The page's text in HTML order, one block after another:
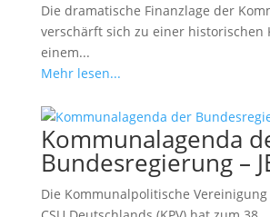
Die dramatische Finanzlage der
verschärft sich zu einer historischen
einem...
Mehr lesen...
Kommunalagenda
Bundesregierung –
Die Kommunalpolitische